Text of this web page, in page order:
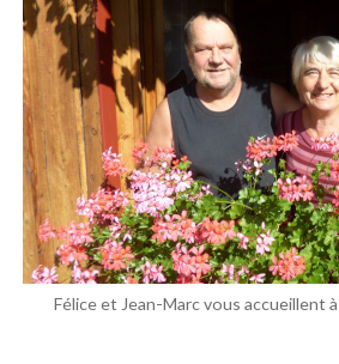
Félice et Jean-Marc vous accueillent